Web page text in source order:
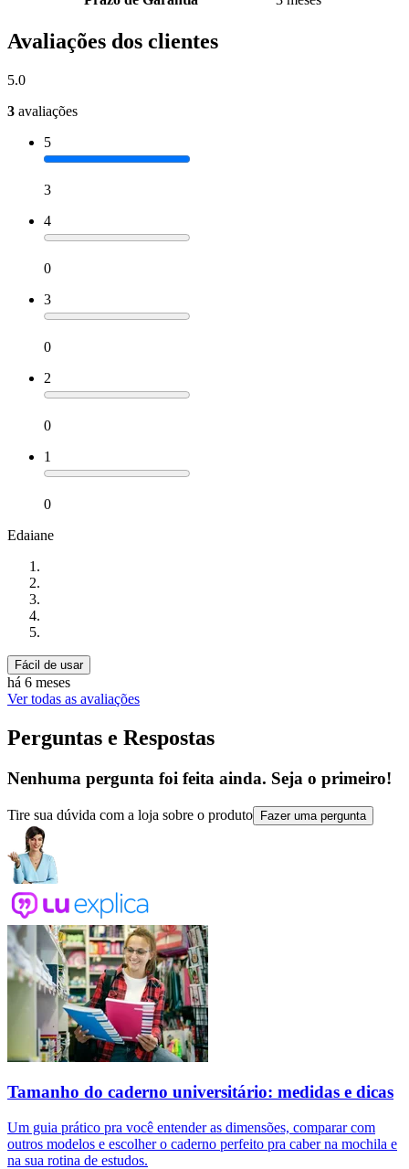
Avaliações dos clientes
5.0
3 avaliações
5
3
4
0
3
0
2
0
1
0
Edaiane
Fácil de usar
há 6 meses
Ver todas as avaliações
Perguntas e Respostas
Nenhuma pergunta foi feita ainda. Seja o primeiro!
Tire sua dúvida com a loja sobre o produto Fazer uma pergunta
Tamanho do caderno universitário: medidas e dicas
Um guia prático pra você entender as dimensões, comparar com
outros modelos e escolher o caderno perfeito pra caber na mochila e
na sua rotina de estudos.